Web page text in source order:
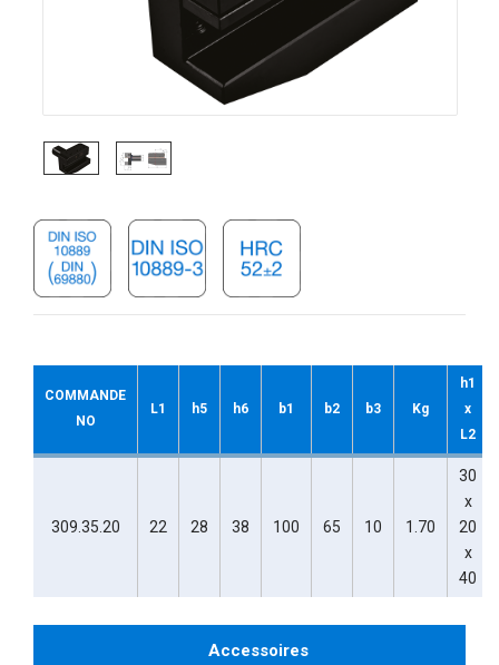
COMMANDE
NO
L1 h5 h6 b1 b2 b3 Kg
h1
x
L2
309.35.20 22 28 38 100 65 10 1.70
30
x
20
x
40
Accessoires